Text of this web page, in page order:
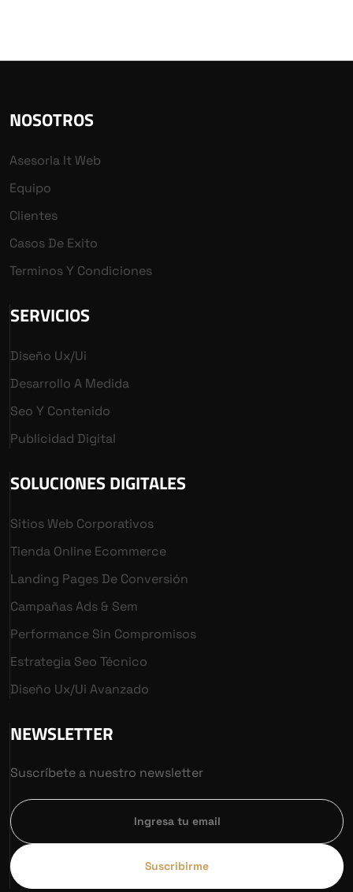
NOSOTROS
Asesoria It Web
Equipo
Clientes
Casos De Exito
Terminos Y Condiciones
SERVICIOS
Diseño Ux/ui
Desarrollo A Medida
Seo Y Contenido
Publicidad Digital
SOLUCIONES DIGITALES
Sitios Web Corporativos
Tienda Online Ecommerce
Landing Pages De Conversión
Campañas Ads & Sem
Performance Sin Compromisos
Estrategia Seo Técnico
Diseño Ux/ui Avanzado
NEWSLETTER
Suscríbete a nuestro newsletter
Suscribirme